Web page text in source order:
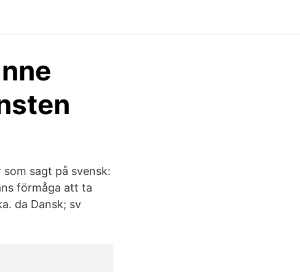
sagt på svensk:
förmåga att ta
da Dansk; sv